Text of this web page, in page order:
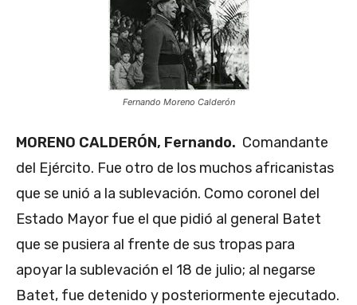
Fernando Moreno Calderón
MORENO CALDERÓN, Fernando. Comandante
del Ejército. Fue otro de los muchos africanistas
que se unió a la sublevación. Como coronel del
Estado Mayor fue el que pidió al general Batet
que se pusiera al frente de sus tropas para
apoyar la sublevación el 18 de julio; al negarse
Batet, fue detenido y posteriormente ejecutado.